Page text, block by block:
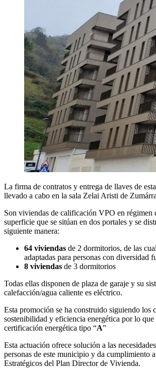
La firma de contratos y entrega de llaves de
llevado a cabo en la sala Zelai Aristi de
Son viviendas de calificación VPO en régimen
superficie que se sitúan en dos portales y se
siguiente manera:
64 viviendas de 2 dormitorios, de las
adaptadas para personas con diversidad
8 viviendas de 3 dormitorios
Todas ellas disponen de plaza de garaje y su
calefacción/agua caliente es eléctrico.
Esta promoción se ha construido siguiendo los
sostenibilidad y eficiencia energética por lo que
certificación energética tipo “A”
Esta actuación ofrece solución a las
personas de este municipio y da cumplimiento
Estratégicos del Plan Director de Vivienda.